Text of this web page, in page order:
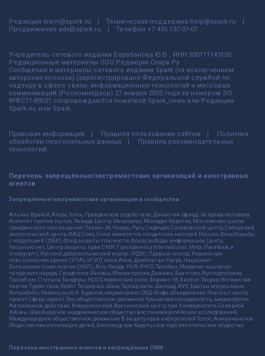
Редакция team@spark.ru Техническая поддержка help@spark.ru
Продвижение adv@spark.ru Телефон +7 495 137-07-07
Учредитель сетевого издания Барабанова.Ю.Б., ИНН 500111143150
Редакционные материалы ООО Редакция Спарк Ру
Сообщения и материалы сетевого издания Spark (за исключением
авторских колонок) (зарегистрировано Федеральной службой по
надзору в сфере связи, информационных технологий и массовых
коммуникаций (Роскомнадзор) 27 января 2025 года за номером ЭЛ
№ФС77-89031 сопровождаются пометкой Spark_news или Редакция
Spark.ru, или Spark.
Правовая информация Правила пользования сайтом
Политика
обработки персональных данных
Правила рекомендательных
технологий
Перечень запрещённых/экстремистских организаций и иностранных
агентов
Запрещённые/экстремистские организации и сообщества
Альянс Врачей, Агора, Голос, Гражданское содействие, Династия (фонд), За права человека,
Комитет против пыток, Левада-Центр, Мемориал, Молодая Карелия, Московская школа
гражданского просвещения, Пермь-36, Ракурс, Русь Сидящая, Сахаровский центр, Сибирский
экологический центр, ИАЦ Сова, Союз комитетов солдатских матерей России, Фонд борьбы
с коррупцией (ФБК), Фонд защиты гласности, Фонд свободы информации, Центр
Насилию.нет, Центр защиты прав СМИ, Transparency International, Meta (Facebook и
Instagram), Русский добровольческий корпус (РДК), Правый сектор, Украинская
повстанческая армия (УПА), ИГИЛ, полк Азов, Джебхат ан-Нусра, Национал-
Большевистская партия (НБП), Аль-Каида, УНА-УНСО, Талибан, Меджлис крымско-
татарского народа, Свидетели Иеговы, Мизантропик Дивижн, Братство, Артподготовка,
Тризуб им. Степана Бандеры, НСО, Славянский союз, Формат-18, Хизб ут-Тахрир, Исламская
партия Туркестана, Хайят Тахрир аш-Шам, Таухид валь-Джихад, АУЕ, Братья мусульмане,
Колумбайн, Навальный, К. Буданов, медиапроект ОВД-Инфо, объединение Револьт-центр,
проект Сфера, проект Эхо, общественное движение Крымская солидарность, медиагруппа
Автономное действие, Американский Арктический центр при Университете Северной
Айовы, Швейцарское академическое общество восточноевропейских исследований,
Международное общественное движение В защиту прав избирателей Голос, Американское
Общество евангелизации детей, Финляндское Карельское просветительское общество.
Перечень иностранных агентов и запрещённых СМИ